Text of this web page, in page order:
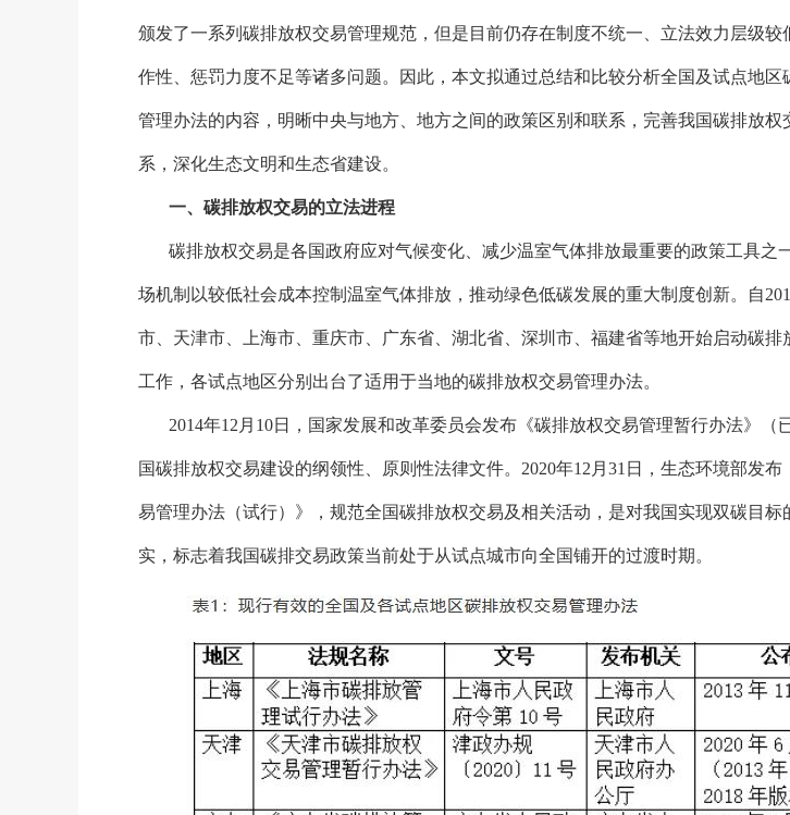
颁发了一系列碳排放权交易管理规范，但是目前仍存在制度不统一、立法效力层级较
作性、惩罚力度不足等诸多问题。因此，本文拟通过总结和比较分析全国及试点地区
管理办法的内容，明晰中央与地方、地方之间的政策区别和联系，完善我国碳排放权
系，深化生态文明和生态省建设。
一、碳排放权交易的立法进程
碳排放权交易是各国政府应对气候变化、减少温室气体排放最重要的政策工具之
场机制以较低社会成本控制温室气体排放，推动绿色低碳发展的重大制度创新。自
市、天津市、上海市、重庆市、广东省、湖北省、深圳市、福建省等地开始启动碳排
工作，各试点地区分别出台了适用于当地的碳排放权交易管理办法。
2014年12月10日，国家发展和改革委员会发布《碳排放权交易管理暂行办法》（
国碳排放权交易建设的纲领性、原则性法律文件。2020年12月31日，生态环境部发布
易管理办法（试行）》，规范全国碳排放权交易及相关活动，是对我国实现双碳目标
实，标志着我国碳排交易政策当前处于从试点城市向全国铺开的过渡时期。